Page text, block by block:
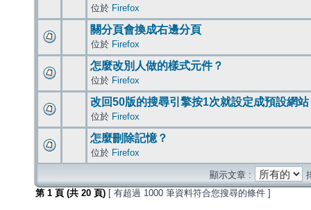
位於 Firefox
關分頁會換成右邊分頁
位於 Firefox
怎麼改別人做的樣式元件？
位於 Firefox
改回50版的搜尋引擎按1次就設定成預設網站
位於 Firefox
怎麼刪除記憶？
位於 Firefox
顯示文章 :
第 1 頁 (共 20 頁) [ 有超過 1000 筆資料符合您搜尋的條件 ]